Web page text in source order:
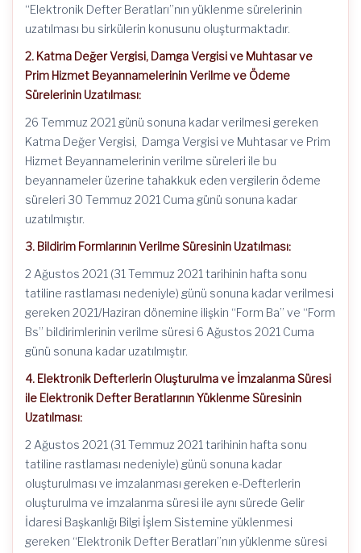
“Elektronik Defter Beratları”nın yüklenme sürelerinin
uzatılması bu sirkülerin konusunu oluşturmaktadır.
2. Katma Değer Vergisi, Damga Vergisi ve Muhtasar ve
Prim Hizmet Beyannamelerinin Verilme ve Ödeme
Sürelerinin Uzatılması:
26 Temmuz 2021 günü sonuna kadar verilmesi gereken
Katma Değer Vergisi, Damga Vergisi ve Muhtasar ve Prim
Hizmet Beyannamelerinin verilme süreleri ile bu
beyannameler üzerine tahakkuk eden vergilerin ödeme
süreleri 30 Temmuz 2021 Cuma günü sonuna kadar
uzatılmıştır.
3. Bildirim Formlarının Verilme Süresinin Uzatılması:
2 Ağustos 2021 (31 Temmuz 2021 tarihinin hafta sonu
tatiline rastlaması nedeniyle) günü sonuna kadar verilmesi
gereken 2021/Haziran dönemine ilişkin “Form Ba” ve “Form
Bs” bildirimlerinin verilme süresi 6 Ağustos 2021 Cuma
günü sonuna kadar uzatılmıştır.
4. Elektronik Defterlerin Oluşturulma ve İmzalanma Süresi
ile Elektronik Defter Beratlarının Yüklenme Süresinin
Uzatılması:
2 Ağustos 2021 (31 Temmuz 2021 tarihinin hafta sonu
tatiline rastlaması nedeniyle) günü sonuna kadar
oluşturulması ve imzalanması gereken e-Defterlerin
oluşturulma ve imzalanma süresi ile aynı sürede Gelir
İdaresi Başkanlığı Bilgi İşlem Sistemine yüklenmesi
gereken “Elektronik Defter Beratları”nın yüklenme süresi